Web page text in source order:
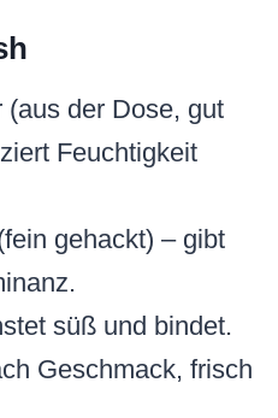
der Dose, gut
Feuchtigkeit
gehackt) – gibt
süß und bindet.
Geschmack, frisch